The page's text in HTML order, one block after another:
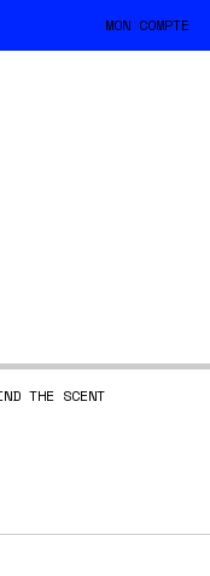
MON COMPTE
THE SCENT